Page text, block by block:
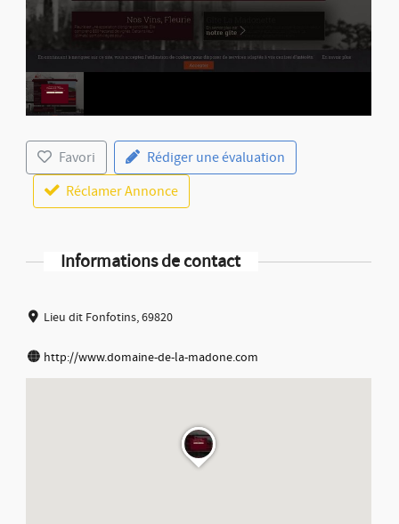
Favori
Rédiger une évaluation
Réclamer Annonce
Informations de contact
Lieu dit Fonfotins, 69820
http://www.domaine-de-la-madone.com